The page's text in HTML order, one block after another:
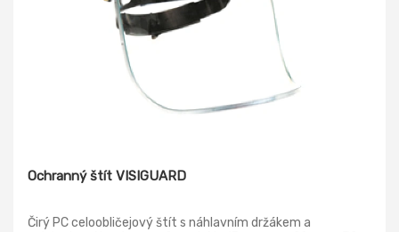
Ochranný štít VISIGUARD
Čirý PC celoobličejový štít s náhlavním držákem a